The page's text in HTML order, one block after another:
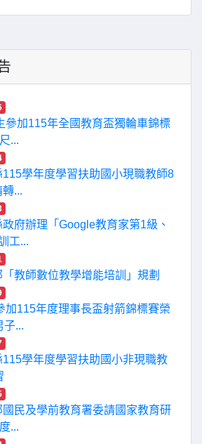
參加115年全國教育盃獨輪車錦標
...
學年度學習扶助國小現職教師8
...
府辦理「Google教育家第1級、
工...
教師數位教學增能培訓」規劃
加115年度理事長盃射箭錦標賽榮
子...
學年度學習扶助國小非現職教
民及學前教育署委請國家教育研
...